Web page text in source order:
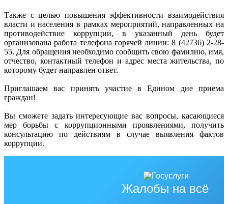
Также с целью повышения эффективности взаимодействия
власти и населения в рамках мероприятий, направленных на
противодействие коррупции, в указанный день будет
организована работа телефона горячей линии: 8 (42736) 2-28-
55. Для обращения необходимо сообщить свою фамилию, имя,
отчество, контактный телефон и адрес места жительства, по
которому будет направлен ответ.
Приглашаем вас принять участие в Едином дне приема
граждан!
Вы сможете задать интересующие вас вопросы, касающиеся
мер борьбы с коррупционными проявлениями, получить
консультацию по действиям в случае выявления фактов
коррупции.
Жалобы на всё